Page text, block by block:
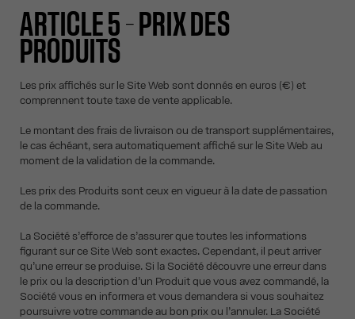
ARTICLE 5 – PRIX DES
PRODUITS
Les prix affichés sur le Site Web sont donnés en euros (€) et
comprennent toute taxe de vente applicable.
Le montant des frais de livraison ou de transport supplémentaires,
le cas échéant, sera automatiquement affiché sur le Site Web au
moment de la validation de la commande.
Les prix des Produits sont ceux en vigueur à la date de passation
de la commande.
La Société s’efforce de s’assurer que toutes les informations
figurant sur ce Site Web sont exactes. Cependant, il peut arriver
qu’une erreur se produise. Si la Société découvre une erreur dans
le prix ou la description d’un Produit que vous avez commandé, la
Société vous en informera et vous demandera si vous souhaitez
poursuivre votre commande au bon prix ou l’annuler. La Société